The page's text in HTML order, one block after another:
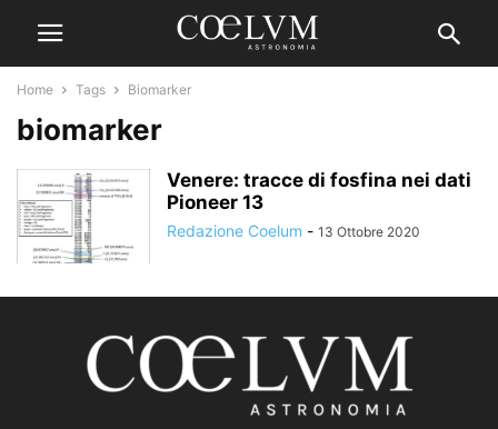
Home Tags Biomarker
biomarker
Venere: tracce di fosfina nei dati
Pioneer 13
Redazione Coelum - 13 Ottobre 2020